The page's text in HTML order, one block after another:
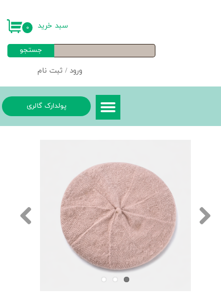
ورود / ثبت نام
خروج از حساب کاربری
جستجو
۰ سبد خرید
پولدارک گالری